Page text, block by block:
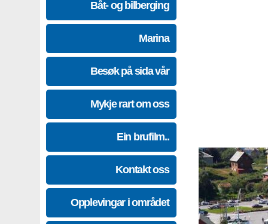
Båt- og bilberging
Marina
Besøk på sida vår
Mykje rart om oss
Ein brufilm..
Kontakt oss
Opplevingar i området